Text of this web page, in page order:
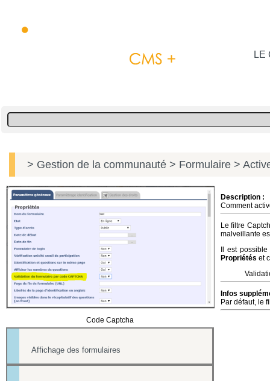
LE
> Gestion de la communauté > Formulaire >
Code Captcha
Affichage des formulaires
Description :
Comment
Le filtre
malveillante
Il est
Propriétés et
Infos
Par défaut, le